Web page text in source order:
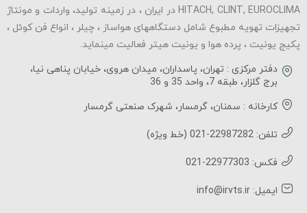
HITACH, CLINT, EUROCLIMA در ایران ، در زمینه تولید، واردات و مونتاژ
تجهیزات تهویه مطبوع شامل دستگاههای هواساز ، چیلر ، انواع فن کوئل ،
پکیج یونیت ، پرده هوا و یونیت هیتر فعالیت مینماید.
دفتر مرکزی : تهران، پاسداران، میدان هروی، خیابان پناهی نیا،
برج گلزار، طبقه 7، واحد 35 و 36
کارخانه : سمنان، گرمسار، شهرک صنعتی گرمسار
تلفن: 22987282-021 (خط ویژه)
فکس: 22977303-021
ایمیل: info@irvts.ir